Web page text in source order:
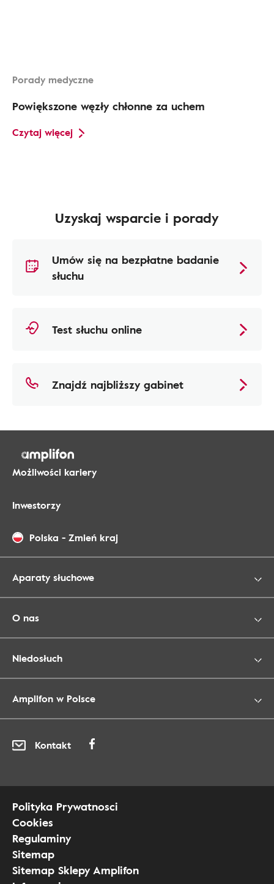
Porady medyczne
Powiększone węzły chłonne za uchem
Czytaj więcej
Uzyskaj wsparcie i porady
Umów się na bezpłatne badanie
słuchu
Test słuchu online
Znajdź najbliższy gabinet
Możliwości kariery
Inwestorzy
Polska - Zmień kraj
Aparaty słuchowe
O nas
Niedosłuch
Amplifon w Polsce
Kontakt
Polityka Prywatnosci
Cookies
Regulaminy
Sitemap
Sitemap Sklepy Amplifon